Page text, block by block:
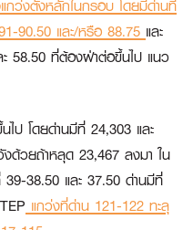
กว่งตั้งหลักในกรอบ โดยมีด่านที่
90.50 และ/หรือ 88.75 และ
58.50 ที่ต้องฝ่าต่อขึ้นไป แนว
ป โดยด่านมีที่ 24,303 และ
ด้วยถ้าหลุด 23,467 ลงมา ใน
39-38.50 และ 37.50 ด่านมีที่
แกว่งที่ด่าน 121-122 ทะลุ